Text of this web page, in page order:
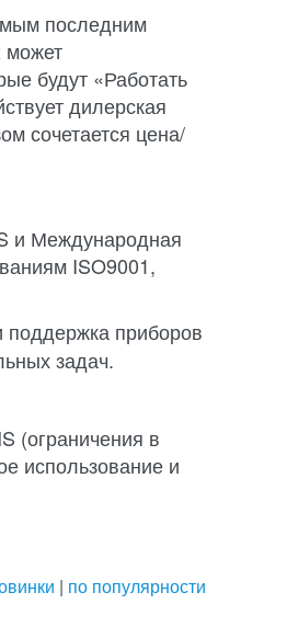
последним
может
будут «Работать
дилерская
сочетается цена/
и Международная
ISO9001,
поддержка приборов
задач.
(ограничения в
использование и
| по популярности